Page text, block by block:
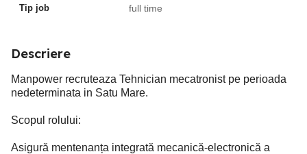
Tip job full time
Descriere
Manpower recruteaza Tehnician mecatronist pe perioada
nedeterminata in Satu Mare.
Scopul rolului:
Asigură mentenanța integrată mecanică-electronică a